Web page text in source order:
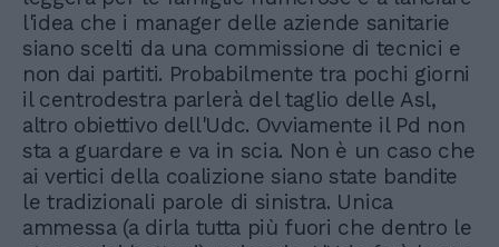
l'idea che i manager delle aziende sanitarie
siano scelti da una commissione di tecnici e
non dai partiti. Probabilmente tra pochi giorni
il centrodestra parlerà del taglio delle Asl,
altro obiettivo dell'Udc. Ovviamente il Pd non
sta a guardare e va in scia. Non è un caso che
ai vertici della coalizione siano state bandite
le tradizionali parole di sinistra. Unica
ammessa (a dirla tutta più fuori che dentro le